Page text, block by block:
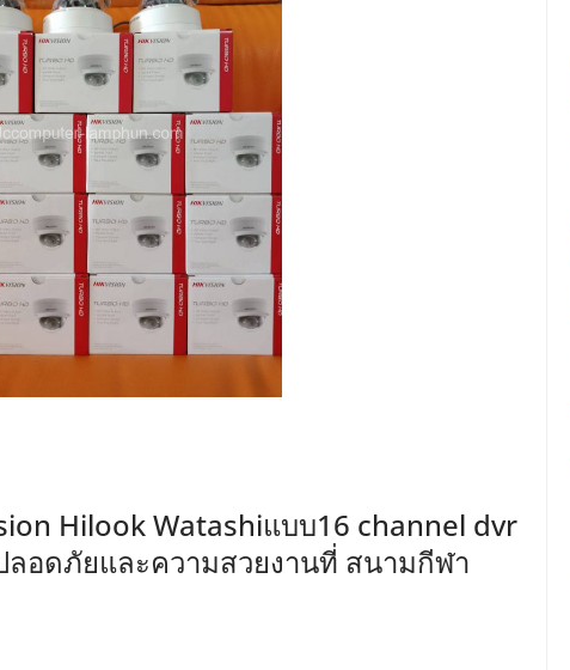
Hilook Watashiแบบ16 channel dvr
ลอดภัยและความสวยงานที่ สนามกีฬา